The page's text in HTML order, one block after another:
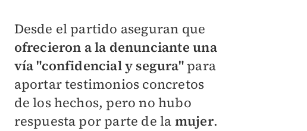
Desde el partido aseguran que
ofrecieron a la denunciante una
vía "confidencial y segura"para
aportar testimonios concretos
de los hechos, pero no hubo
respuesta por parte de la mujer.